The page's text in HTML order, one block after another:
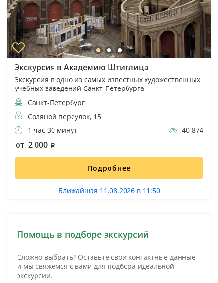
Экскурсия в Академию Штиглица
Экскурсия в одно из самых известных художественных
учебных заведений Санкт-Петербурга
Санкт-Петербург
Соляной переулок, 15
1 час 30 минут
40 874
от 2 000
Подробнее
Ближайшая 11.08.2026 в 11:50
Помощь в подборе экскурсий
Сложно выбрать? Оставьте свои контактные данные
и мы свяжемся с вами для подбора идеальной
экскурсии.